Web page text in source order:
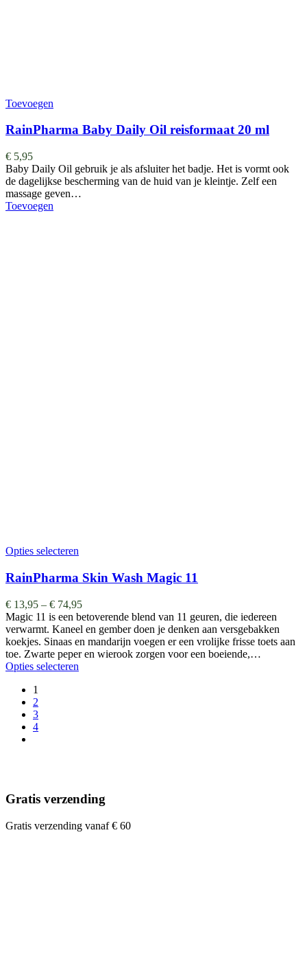
Toevoegen
RainPharma Baby Daily Oil reisformaat 20 ml
€ 5,95
Baby Daily Oil gebruik je als afsluiter het badje. Het is vormt ook
de dagelijkse bescherming van de huid van je kleintje. Zelf een
massage geven…
Toevoegen
Opties selecteren
RainPharma Skin Wash Magic 11
€ 13,95 – € 74,95
Magic 11 is een betoverende blend van 11 geuren, die iedereen
verwarmt. Kaneel en gember doen je denken aan versgebakken
koekjes. Sinaas en mandarijn voegen er een vrolijke frisse toets aan
toe. Zwarte peper en wierook zorgen voor een boeiende,…
Opties selecteren
1
2
3
4
Gratis verzending
Gratis verzending vanaf € 60